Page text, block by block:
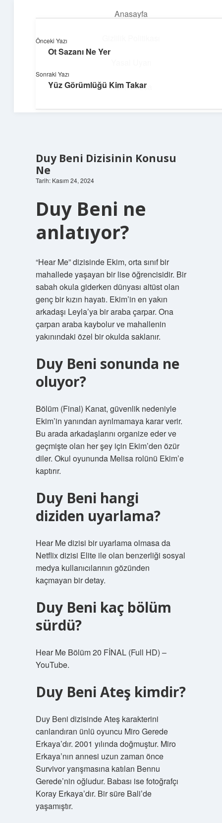
Anasayfa
Hakkımızda
Enerji dolu önerilerle gününü aydınlat!
Duy Beni Dizisinin Konusu
Ne
Tarih: Kasım 24, 2024
Duy Beni ne
anlatıyor?
“Hear Me” dizisinde Ekim, orta sınıf bir
mahallede yaşayan bir lise öğrencisidir. Bir
sabah okula giderken dünyası altüst olan
genç bir kızın hayatı. Ekim’in en yakın
arkadaşı Leyla’ya bir araba çarpar. Ona
çarpan araba kaybolur ve mahallenin
yakınındaki özel bir okulda saklanır.
Duy Beni sonunda ne
oluyor?
Bölüm (Final) Kanat, güvenlik nedeniyle
Ekim’in yanından ayrılmamaya karar verir.
Bu arada arkadaşlarını organize eder ve
geçmişte olan her şey için Ekim’den özür
diler. Okul oyununda Melisa rolünü Ekim’e
kaptırır.
Duy Beni hangi
diziden uyarlama?
Hear Me dizisi bir uyarlama olmasa da
Netflix dizisi Elite ile olan benzerliği sosyal
medya kullanıcılarının gözünden
kaçmayan bir detay.
Duy Beni kaç bölüm
sürdü?
Hear Me Bölüm 20 FİNAL (Full HD) –
YouTube.
Duy Beni Ateş kimdir?
Duy Beni dizisinde Ateş karakterini
canlandıran ünlü oyuncu Miro Gerede
Erkaya’dır. 2001 yılında doğmuştur. Miro
Erkaya’nın annesi uzun zaman önce
Survivor yarışmasına katılan Bennu
Gerede’nin oğludur. Babası ise fotoğrafçı
Koray Erkaya’dır. Bir süre Bali’de
yaşamıştır.
Önceki Yazı
Ot Sazanı Ne Yer
Sonraki Yazı
Yüz Görümlüğü Kim Takar